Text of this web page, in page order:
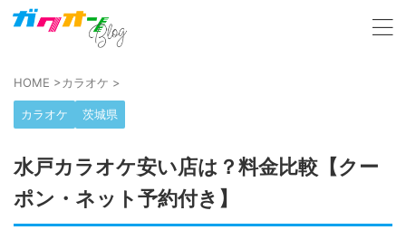
HOME >カラオケ >
カラオケ 茨城県
水戸カラオケ安い店は？料金比較【クー
ポン・ネット予約付き】